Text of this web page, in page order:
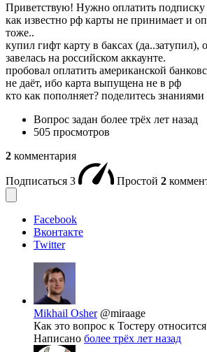
Приветствую! Нужно оплатить подписку
как известно рф карты не принимает и
тоже..
купил гифт карту в баксах (да..затупил),
завелась на российском аккаунте.
пробовал оплатить американской
не даёт, ибо карта выпущена не в рф
кто как пополняет? поделитесь знаниями
Вопрос задан более трёх лет назад
505 просмотров
2 комментария
Подписаться 3 Простой 2
Facebook
Вконтакте
Twitter
Mikhail Osher @miraage
Как это вопрос к Тостеру
Написано более трёх лет назад